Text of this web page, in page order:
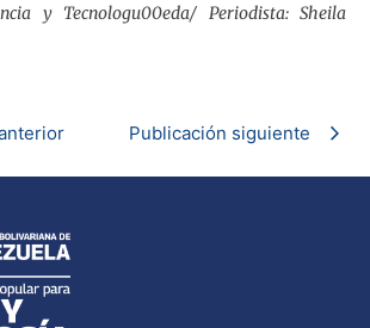
y Tecnologu00eda/ Periodista: Sheila
Publicación siguiente